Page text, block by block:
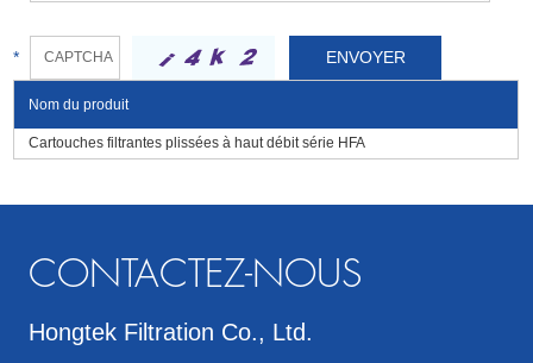
*
Nom du produit
Cartouches filtrantes plissées à haut débit série HFA
CONTACTEZ-NOUS
Hongtek Filtration Co., Ltd.